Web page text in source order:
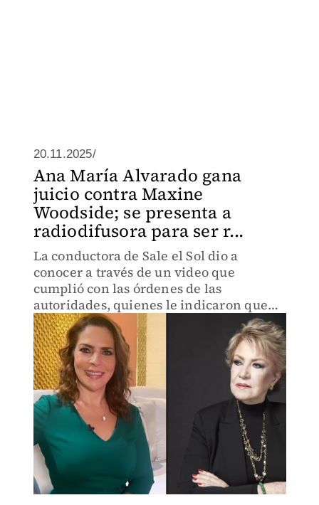
20.11.2025/
Ana María Alvarado gana
juicio contra Maxine
Woodside; se presenta a
radiodifusora para ser r...
La conductora de Sale el Sol dio a
conocer a través de un video que
cumplió con las órdenes de las
autoridades, quienes le indicaron que
debía presentarse en las instalaciones
de la radiodifusora para que Maxine la
reinstale en su antiguo puesto.